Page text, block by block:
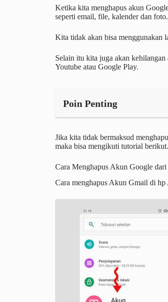
Ketika kita menghapus akun
seperti email, file, kalender dan foto.
Kita tidak akan bisa menggunakan
Selain itu kita juga akan
Youtube atau Google Play.
Poin Penting
Jika kita tidak bermaksud
maka bisa mengikuti tutorial berikut.
Cara Menghapus Akun Google
Cara menghapus Akun Gmail di